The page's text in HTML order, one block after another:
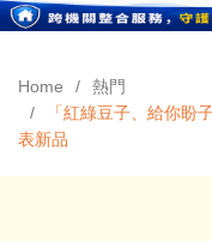
Home
熱門
「紅綠豆子、給你盼
表新品